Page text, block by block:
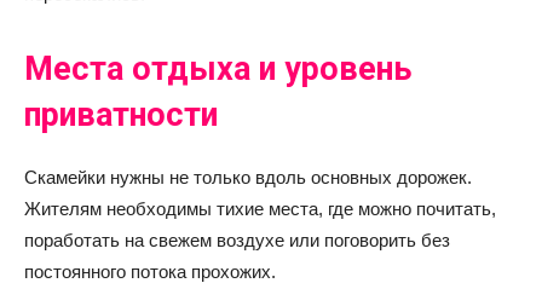
Места отдыха и уровень
приватности
Скамейки нужны не только вдоль основных дорожек.
Жителям необходимы тихие места, где можно почитать,
поработать на свежем воздухе или поговорить без
постоянного потока прохожих.